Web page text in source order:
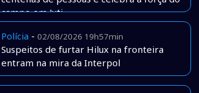
campo em Juti
Polícia - 02/08/2026 19h57min
Suspeitos de furtar Hilux na fronteira
entram na mira da Interpol